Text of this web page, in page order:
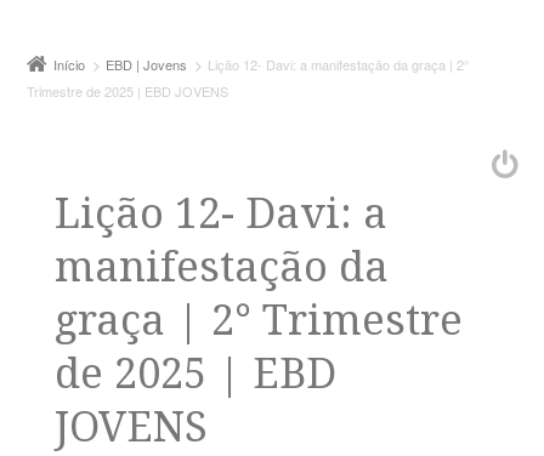
Início EBD | Jovens
Lição 12- Davi: a manifestação da graça | 2°
Trimestre de 2025 | EBD JOVENS
Lição 12- Davi: a
manifestação da
graça | 2° Trimestre
de 2025 | EBD
JOVENS